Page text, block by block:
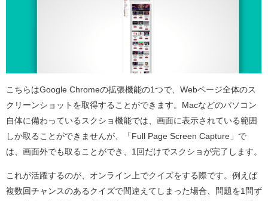
こちらはGoogle Chromeの拡張機能の1つで、Webページ全体のス
クリーンショットを取得することができます。Macなどのパソコン
自体に備わっているスクショ機能では、画面に表示されている範囲
しか取ることができませんが、「Full Page Screen Capture」で
は、画面外でも取ることができ、1回だけでスクショが完了します。
これが活躍するのが、オンライン上でクイズをする際です。例えば
複数回チャンスのあるクイズで間違えてしまった場合、問題を1問ず